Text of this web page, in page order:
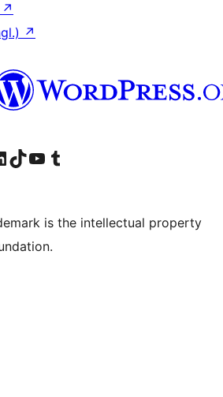
↗
↗
besuchen
von WordPress.org besuchen
Konto von WordPress.org besuchen
Das TikTok-Konto von WordPress.org besuchen
Den YouTube-Kanal von WordPress.org besuchen
Das Tumblr-Konto von WordPress.org besuchen
is the intellectual property